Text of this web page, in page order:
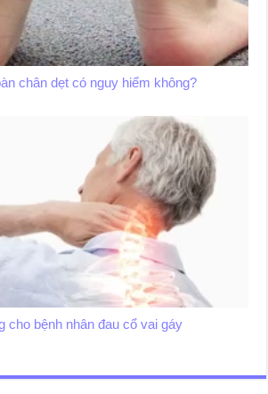
chân dẹt có nguy hiểm không?
cho bệnh nhân đau cổ vai gáy